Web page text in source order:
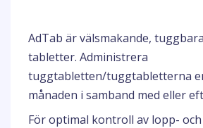
AdTab är välsmakande,
tabletter. Administrera
tuggtabletten/tuggtabletterna
månaden i samband med eller
För optimal kontroll av lopp-